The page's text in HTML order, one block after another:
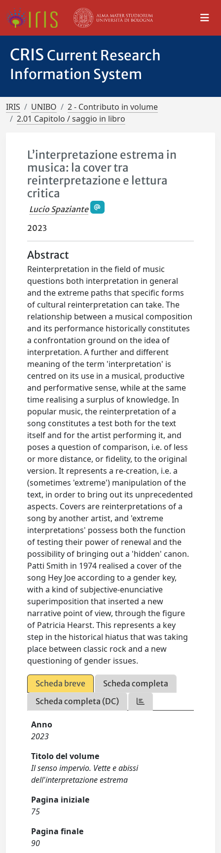
CRIS Current Research
Information System
IRIS UNIBO
2 - Contributo in volume
2.01 Capitolo / saggio in libro
L’interpretazione estrema in
musica: la cover tra
reinterpretazione e lettura
critica
Lucio Spaziante
2023
Abstract
Reinterpretation in the field of music
questions both interpretation in general
and the extreme paths that specific forms
of cultural reinterpretation can take. The
relationship between a musical composition
and its performance historically constitutes
a confrontation ground on the idea of
interpretation. A further and different
meaning of the term 'interpretation' is
centred on its use in a musical, productive
and performative sense, while at the same
time realising a surplus of knowledge. In
popular music, the reinterpretation of a
song constitutes a test both for the text
itself and for the artist performing it, and
poses a question of comparison, i.e. of less
or more distance, or fidelity, to the original
version. It represents a re-creation, i.e. a
(sometimes 'extreme') manipulation of the
text, in order to bring out its unprecedented
aspects. Covers are reinterpretations of a
song by another artist, and 'extreme
interpretations' possess both the function
of testing their power of renewal and the
possibility of bringing out a 'hidden' canon.
Patti Smith in 1974 realised a cover of the
song Hey Joe according to a gender key,
with a kind of subjective-enunciative
superimposition that inserted a new
narrative point of view, through the figure
of Patricia Hearst. This represents a key
step in the historical hiatus that was taking
place between classic rock and a new
questioning of gender issues.
Scheda breve
Scheda completa
Scheda completa (DC)
Anno
2023
Titolo del volume
Il senso impervio. Vette e abissi
dell'interpretazione estrema
Pagina iniziale
75
Pagina finale
90